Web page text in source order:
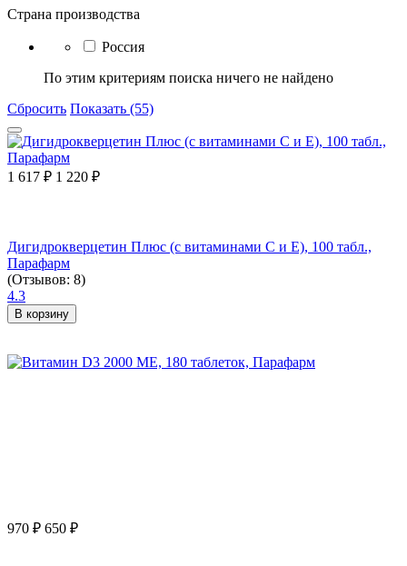
Страна производства
Россия
По этим критериям поиска ничего не найдено
Сбросить Показать (55)
1 617 ₽ 1 220 ₽
Дигидрокверцетин Плюс (с витаминами С и Е), 100 табл.,
Парафарм
(Отзывов: 8)
4.3
В корзину
970 ₽ 650 ₽